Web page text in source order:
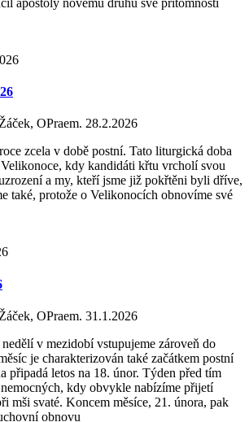
OPraem. 28.2.2026
zcela v době postní. Tato liturgická doba
kdy kandidáti křtu vrcholí svou
a my, kteří jsme již pokřtěni byli dříve,
také, protože o Velikonocích obnovíme své
OPraem. 31.1.2026
v mezidobí vstupujeme zároveň do
je charakterizován také začátkem postní
připadá letos na 18. únor. Týden před tím
kdy obvykle nabízíme přijetí
mši svaté. Koncem měsíce, 21. února, pak
obnovu